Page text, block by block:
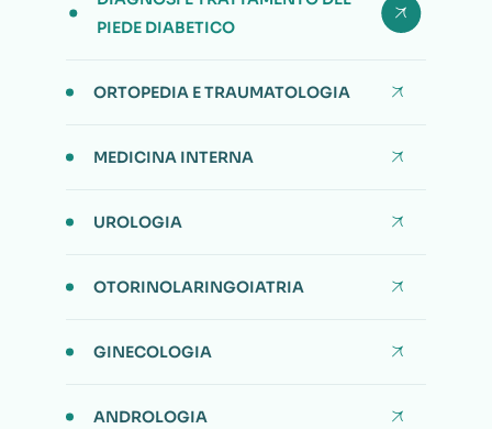
PIEDE DIABETICO
ORTOPEDIA E TRAUMATOLOGIA
MEDICINA INTERNA
UROLOGIA
OTORINOLARINGOIATRIA
GINECOLOGIA
ANDROLOGIA